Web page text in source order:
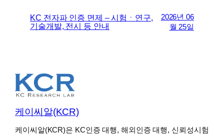
KC 전자파 인증 면제 – 시험ㆍ연구,
기술개발, 전시 등 안내
2026년 06
월 25일
케이씨알(KCR)
케이씨알(KCR)은 KC인증 대행, 해외인증 대행, 신뢰성시험